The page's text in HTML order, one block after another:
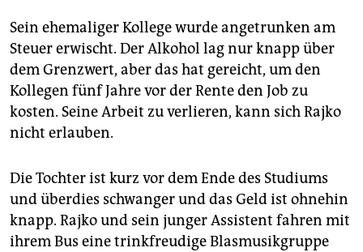
epaper login
Sein ehemaliger Kollege wurde angetrunken am
Steuer erwischt. Der Alkohol lag nur knapp über
dem Grenzwert, aber das hat gereicht, um den
Kollegen fünf Jahre vor der Rente den Job zu
kosten. Seine Arbeit zu verlieren, kann sich Rajko
nicht erlauben.
Die Tochter ist kurz vor dem Ende des Studiums
und überdies schwanger und das Geld ist ohnehin
knapp. Rajko und sein junger Assistent fahren mit
ihrem Bus eine trinkfreudige Blasmusikgruppe